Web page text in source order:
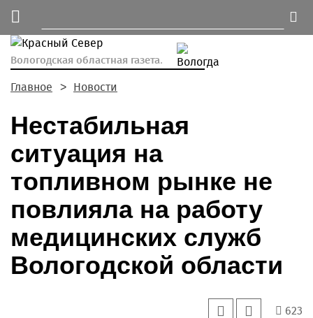
Вологодская областная газета.
Главное Новости
Нестабильная
ситуация на
топливном рынке не
повлияла на работу
медицинских служб
Вологодской области
623